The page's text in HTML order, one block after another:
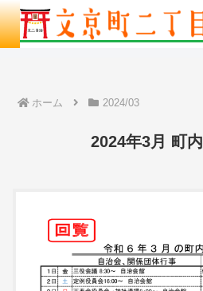
ホーム 2024/03
2024年3月 町